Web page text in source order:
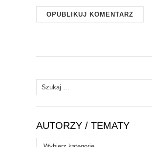
Szukaj:
AUTORZY / TEMATY
Autorzy